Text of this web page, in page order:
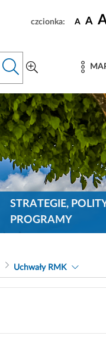
czcionka: A A
STRATEGIE,
PROGRAMY
Uchwały RMK